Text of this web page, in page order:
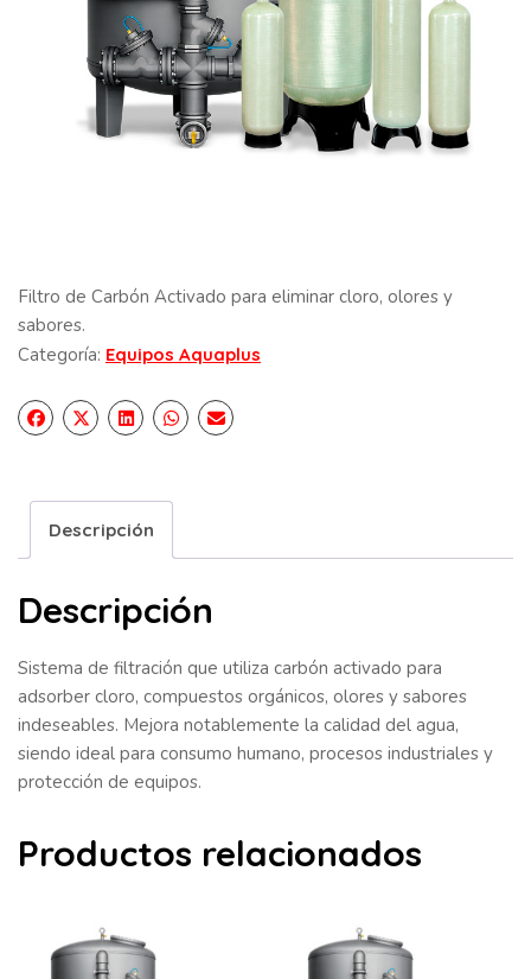
Filtro de Carbón Activado para eliminar cloro, olores y
sabores.
Categoría: Equipos Aquaplus
Descripción
Descripción
Sistema de filtración que utiliza carbón activado para
adsorber cloro, compuestos orgánicos, olores y sabores
indeseables. Mejora notablemente la calidad del agua,
siendo ideal para consumo humano, procesos industriales y
protección de equipos.
Productos relacionados